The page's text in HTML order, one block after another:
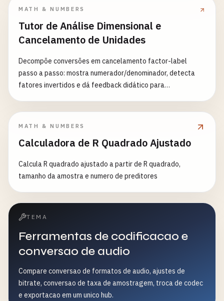
MATH & NUMBERS
Tutor de Análise Dimensional e
Cancelamento de Unidades
Decompõe conversões em cancelamento factor-label
passo a passo: mostra numerador/denominador, detecta
fatores invertidos e dá feedback didático para
MATH & NUMBERS
Calculadora de R Quadrado Ajustado
Calcula R quadrado ajustado a partir de R quadrado,
tamanho da amostra e numero de preditores
TEMA
Ferramentas de codificacao e
conversao de audio
Compare conversao de formatos de audio, ajustes de
bitrate, conversao de taxa de amostragem, troca de codec
e exportacao em um unico hub.